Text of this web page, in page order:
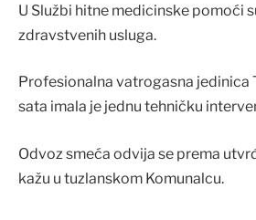
U Službi hitne medicinske pomoći
zdravstvenih usluga.
Profesionalna vatrogasna jedinica
sata imala je jednu tehničku
Odvoz smeća odvija se prema
kažu u tuzlanskom Komunalcu.